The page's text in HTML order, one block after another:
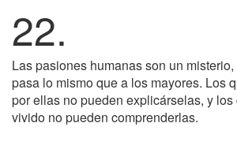
22.
Las pasiones humanas son un
pasa lo mismo que a los mayores. Los
por ellas no pueden explicárselas, y
vivido no pueden comprenderlas.